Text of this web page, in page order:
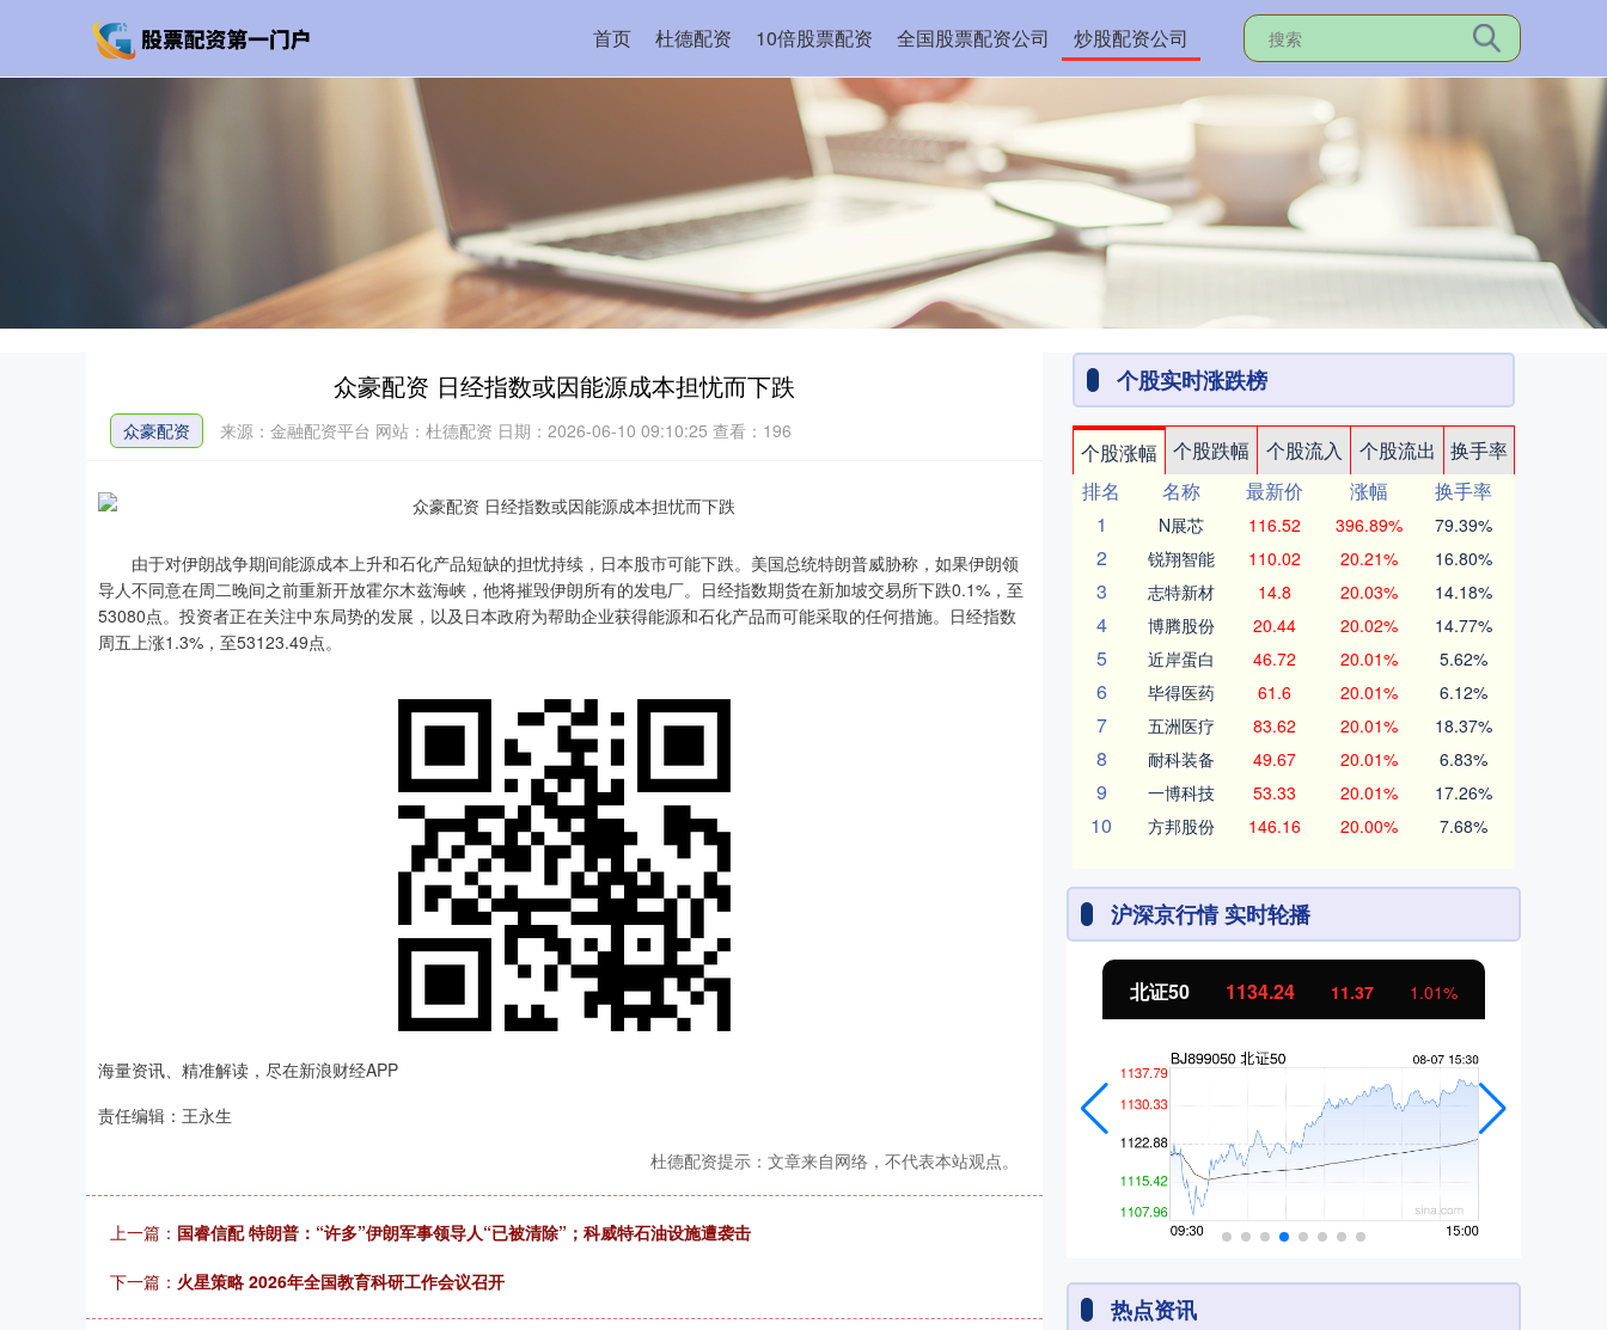
首页 杜德配资 10倍股票配资 全国股票配资公司 炒股配资公司
众豪配资 日经指数或因能源成本担忧而下跌
众豪配资 来源：金融配资平台 网站：杜德配资 日期：2026-06-10 09:10:25 查看：196
由于对伊朗战争期间能源成本上升和石化产品短缺的担忧持续，日本股市可能下跌。美国总统特朗普威胁称，如果伊朗领
导人不同意在周二晚间之前重新开放霍尔木兹海峡，他将摧毁伊朗所有的发电厂。日经指数期货在新加坡交易所下跌0.1%，至
53080点。投资者正在关注中东局势的发展，以及日本政府为帮助企业获得能源和石化产品而可能采取的任何措施。日经指数
周五上涨1.3%，至53123.49点。
海量资讯、精准解读，尽在新浪财经APP
责任编辑：王永生
杜德配资提示：文章来自网络，不代表本站观点。
上一篇： 国睿信配 特朗普：“许多”伊朗军事领导人“已被清除”；科威特石油设施遭袭击
下一篇： 火星策略 2026年全国教育科研工作会议召开
个股实时涨跌榜
个股涨幅 个股跌幅 个股流入 个股流出
换手率
排名
名称 最新价 涨幅
换手率
1
N展芯 116.52 396.89% 79.39%
2 锐翔智能 110.02 20.21% 16.80%
3 志特新材 14.8 20.03% 14.18%
4 博腾股份 20.44 20.02% 14.77%
5 近岸蛋白 46.72 20.01% 5.62%
6 毕得医药 61.6 20.01% 6.12%
7 五洲医疗 83.62 20.01% 18.37%
8 耐科装备 49.67 20.01% 6.83%
9 一博科技 53.33 20.01% 17.26%
10 方邦股份 146.16 20.00% 7.68%
沪深京行情 实时轮播
1.42% 沪深300 北证50 1134.24 11.37 1.01%
热点资讯